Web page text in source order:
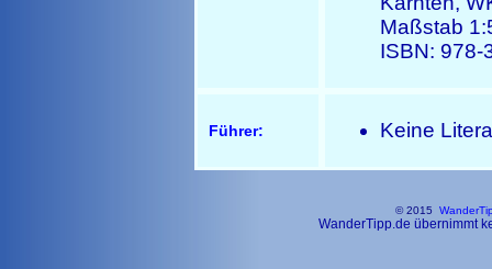
Maßstab
ISBN: 978-
Führer: Keine
© 2015
WanderTipp.de übernimmt